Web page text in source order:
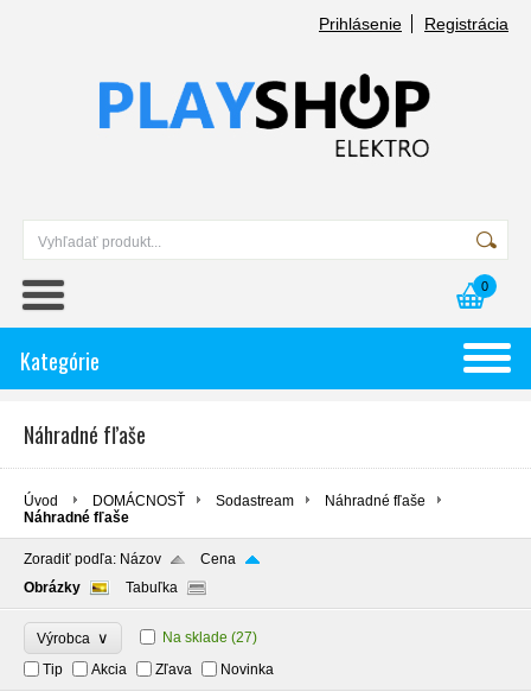
Prihlásenie Registrácia
0
Kategórie
Náhradné fľaše
Úvod DOMÁCNOSŤ Sodastream
Náhradné fľaše
Náhradné fľaše
Zoradiť podľa: Názov
Cena
Obrázky
Tabuľka
Výrobca ∨ Na sklade (27)
Tip
Akcia Zľava Novinka